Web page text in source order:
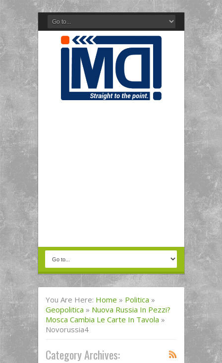
You Are Here: Home » Politica »
Geopolitica » Nuova Russia In Pezzi?
Mosca Cambia Le Carte In Tavola »
Novorussia4
Category Archives: